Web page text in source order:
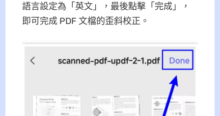
語言設定為「英文」，最後點擊「完成」，
即可完成 PDF 文檔的歪斜校正。